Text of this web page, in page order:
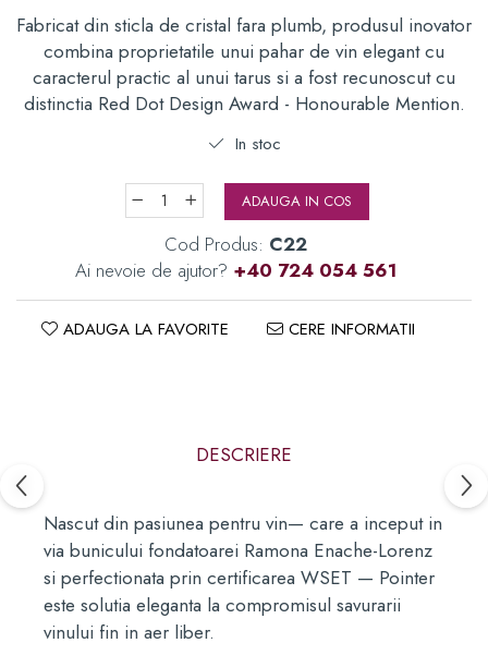
Fabricat din sticla de cristal fara plumb, produsul inovator
combina proprietatile unui pahar de vin elegant cu
caracterul practic al unui tarus si a fost recunoscut cu
distinctia Red Dot Design Award - Honourable Mention.
In stoc
ADAUGA IN COS
Cod Produs: C22
Ai nevoie de ajutor? +40 724 054 561
ADAUGA LA FAVORITE CERE INFORMATII
DESCRIERE
Nascut din pasiunea pentru vin— care a inceput in
via bunicului fondatoarei Ramona Enache-Lorenz
si perfectionata prin certificarea WSET — Pointer
este solutia eleganta la compromisul savurarii
vinului fin in aer liber.